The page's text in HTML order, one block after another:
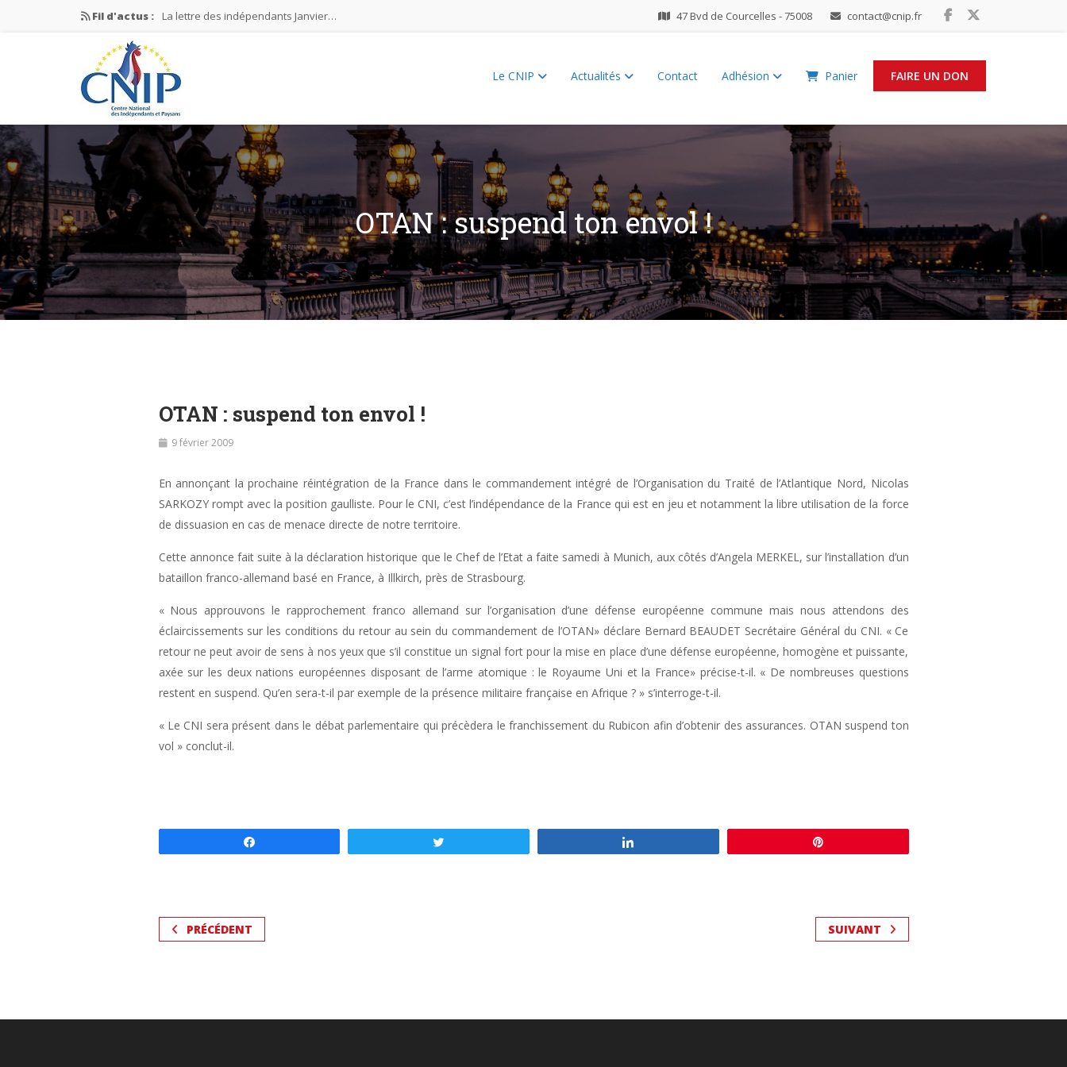
Fil d'actus : La lettre des indépendants Janvier…
La lettre des indépendants Juin…
Mission nationale ÉLECTIONS MUNICIPALES 2026
La lettre des indépendants N°2-2026
47 Bvd de Courcelles - 75008 contact@cnip.fr
FAIRE UN DON
Le CNIP Actualités Contact Adhésion Panier
OTAN : suspend ton envol !
OTAN : suspend ton envol !
9 février 2009
En annonçant la prochaine réintégration de la France dans le commandement intégré de l’Organisation du Traité de l’Atlantique Nord, Nicolas
SARKOZY rompt avec la position gaulliste. Pour le CNI, c’est l’indépendance de la France qui est en jeu et notamment la libre utilisation de la force
de dissuasion en cas de menace directe de notre territoire.
Cette annonce fait suite à la déclaration historique que le Chef de l’Etat a faite samedi à Munich, aux côtés d’Angela MERKEL, sur l’installation d’un
bataillon franco-allemand basé en France, à Illkirch, près de Strasbourg.
« Nous approuvons le rapprochement franco allemand sur l’organisation d’une défense européenne commune mais nous attendons des
éclaircissements sur les conditions du retour au sein du commandement de l’OTAN» déclare Bernard BEAUDET Secrétaire Général du CNI. « Ce
retour ne peut avoir de sens à nos yeux que s’il constitue un signal fort pour la mise en place d’une défense européenne, homogène et puissante,
axée sur les deux nations européennes disposant de l’arme atomique : le Royaume Uni et la France» précise-t-il. « De nombreuses questions
restent en suspend. Qu’en sera-t-il par exemple de la présence militaire française en Afrique ? » s’interroge-t-il.
« Le CNI sera présent dans le débat parlementaire qui précèdera le franchissement du Rubicon afin d’obtenir des assurances. OTAN suspend ton
vol » conclut-il.
PRÉCÉDENT SUIVANT